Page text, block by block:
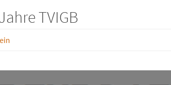
TVIGB